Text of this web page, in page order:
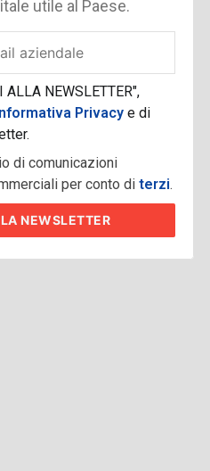
utile al Paese.
NEWSLETTER",
Privacye di
di comunicazioni
per conto diterzi.
NEWSLETTER